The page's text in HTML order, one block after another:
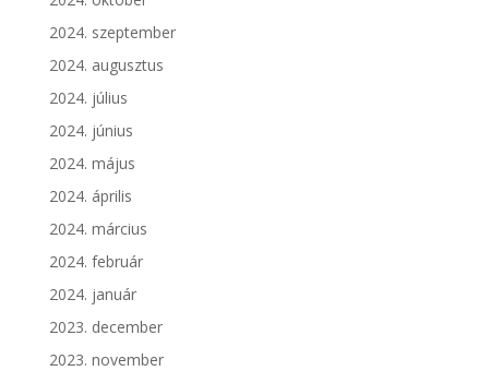
2024. szeptember
2024. augusztus
2024. július
2024. június
2024. május
2024. április
2024. március
2024. február
2024. január
2023. december
2023. november